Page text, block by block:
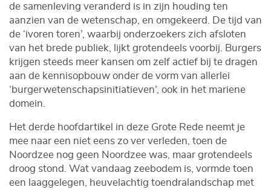
de samenleving veranderd is in zijn houding ten
aanzien van de wetenschap, en omgekeerd. De tijd van
de ‘ivoren toren’, waarbij onderzoekers zich afsloten
van het brede publiek, lijkt grotendeels voorbij. Burgers
krijgen steeds meer kansen om zelf actief bij te dragen
aan de kennisopbouw onder de vorm van allerlei
‘burgerwetenschapsinitiatieven’, ook in het mariene
domein.
Het derde hoofdartikel in deze Grote Rede neemt je
mee naar een niet eens zo ver verleden, toen de
Noordzee nog geen Noordzee was, maar grotendeels
droog stond. Wat vandaag zeebodem is, vormde toen
een laaggelegen, heuvelachtig toendralandschap met